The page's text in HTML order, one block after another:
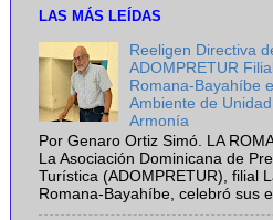
LAS MÁS LEÍDAS
Reeligen Directiva
ADOMPRETUR
Romana-Bayahíbe
Ambiente de
Armonía
Por Genaro Ortiz Simó. LA
La Asociación Dominicana de
Turística (ADOMPRETUR), filial
Romana-Bayahíbe, celebró sus